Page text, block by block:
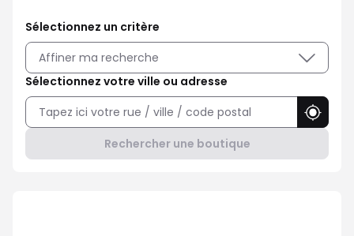
Sélectionnez un critère
Affiner ma recherche
Sélectionnez votre ville ou adresse
Rechercher une boutique